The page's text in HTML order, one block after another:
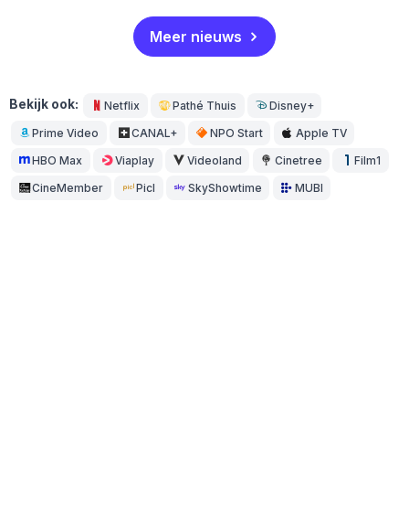
Meer nieuws
Bekijk ook: Netflix Pathé Thuis Disney+
Prime Video CANAL+ NPO Start Apple TV
HBO Max Viaplay Videoland Cinetree Film1
CineMember Picl SkyShowtime MUBI